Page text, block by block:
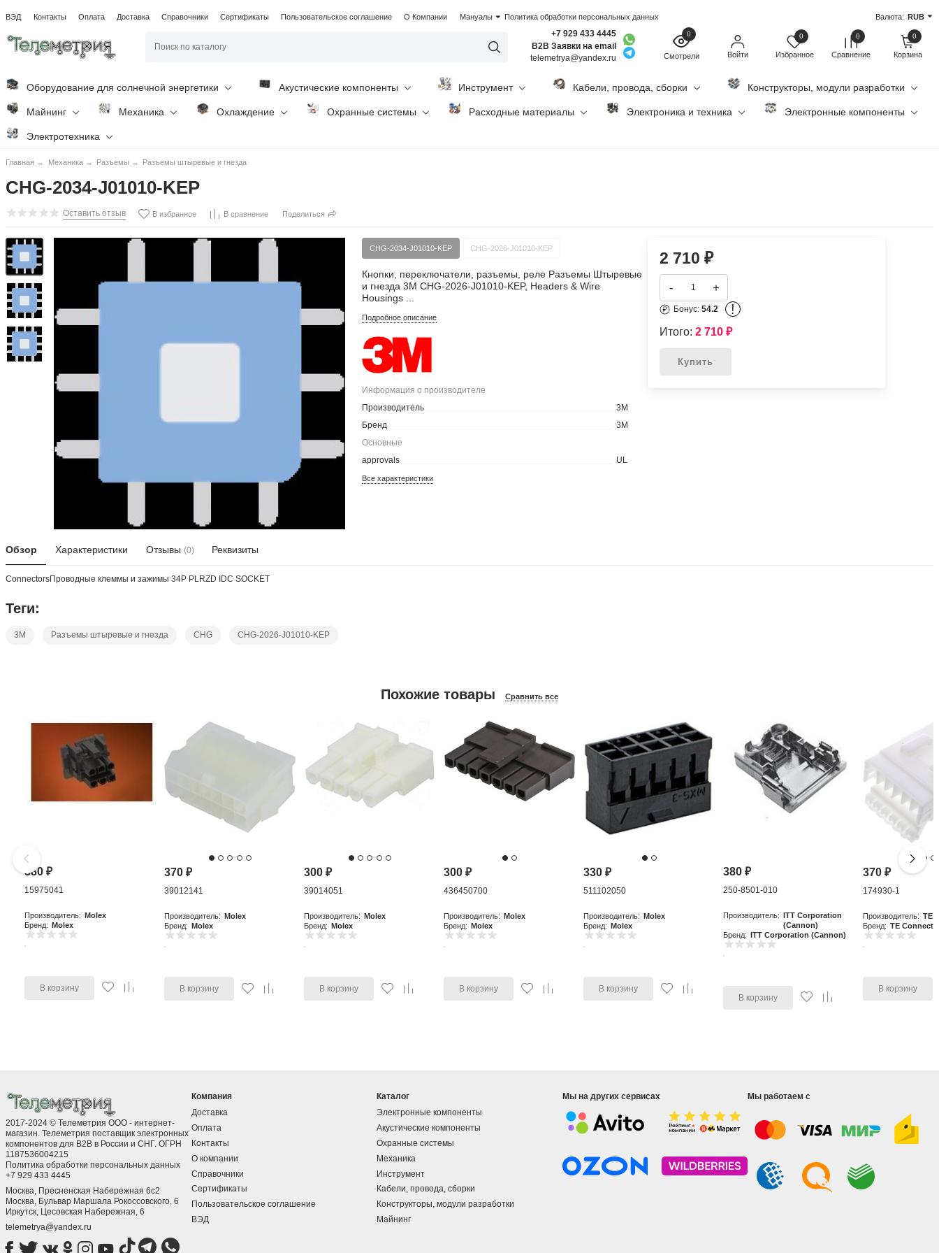
ВЭД Контакты Оплата Доставка Справочники Сертификаты Пользовательское соглашение О Компании Мануалы Политика обработки персональных данных Валюта: RUB
+7 929 433 4445
B2B Заявки на email
telemetrya@yandex.ru
0
Смотрели Войти
0
Избранное
0
Сравнение
0
Корзина
Оборудование для солнечной энергетики Акустические компоненты Инструмент Кабели, провода, сборки Конструкторы, модули разработки
Майнинг Механика Охлаждение Охранные системы Расходные материалы Электроника и техника Электронные компоненты
Электротехника
Главная → Механика → Разъемы → Разъемы штыревые и гнезда
CHG-2034-J01010-KEP
Оставить отзыв В избранное В сравнение Поделиться
CHG-2034-J01010-KEP CHG-2026-J01010-KEP
Кнопки, переключатели, разъемы, реле Разъемы Штыревые
и гнезда 3M CHG-2026-J01010-KEP, Headers & Wire
Housings ...
Подробное описание
Информация о производителе
Производитель
3M
Бренд
3M
Основные
approvals
UL
Все характеристики
2 710 ₽
- +
Бонус: 54.2 !
Итого: 2 710 ₽
Купить
Обзор Характеристики Отзывы (0) Реквизиты
ConnectorsПроводные клеммы и зажимы 34P PLRZD IDC SOCKET
Теги:
3M Разъемы штыревые и гнезда CHG CHG-2026-J01010-KEP
Похожие товары Сравнить все
380₽
15975041
Производитель:
Molex
Бренд:
Molex
В корзину
370₽
39012141
Производитель:
Molex
Бренд:
Molex
В корзину
300₽
39014051
Производитель:
Molex
Бренд:
Molex
В корзину
300₽
436450700
Производитель:
Molex
Бренд:
Molex
В корзину
330₽
511102050
Производитель:
Molex
Бренд:
Molex
В корзину
380₽
250-8501-010
Производитель:
ITT Corporation
(Cannon)
Бренд:
ITT Corporation (Cannon)
В корзину
370₽
174930-1
Производитель: TE
Бренд: TE
В корзину
2017-2024 © Телеметрия ООО - интернет-
магазин. Телеметрия поставщик электронных
компонентов для B2B в России и СНГ. ОГРН
1187536004215
Политика обработки персональных данных
+7 929 433 4445
Москва, Пресненская Набережная 6с2
Москва, ​Бульвар Маршала Рокоссовского, 6
Иркутск, ​Цесовская Набережная, 6
telemetrya@yandex.ru
Компания
Доставка
Оплата
Контакты
О компании
Справочники
Сертификаты
Пользовательское соглашение
ВЭД
Каталог
Электронные компоненты
Акустические компоненты
Охранные системы
Механика
Инструмент
Кабели, провода, сборки
Конструкторы, модули разработки
Майнинг
Мы на других сервисах Мы работаем с